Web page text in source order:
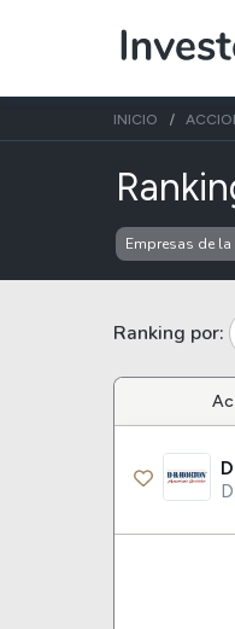
Temas
Stocks
Google
INICIO
Empresas de
Ranking por: